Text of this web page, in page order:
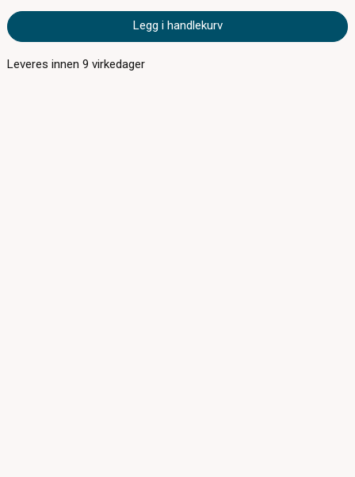
Legg i handlekurv
Leveres innen9 virkedager